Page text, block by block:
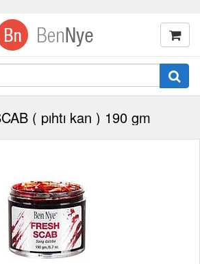
( pıhtı kan ) 190 gm